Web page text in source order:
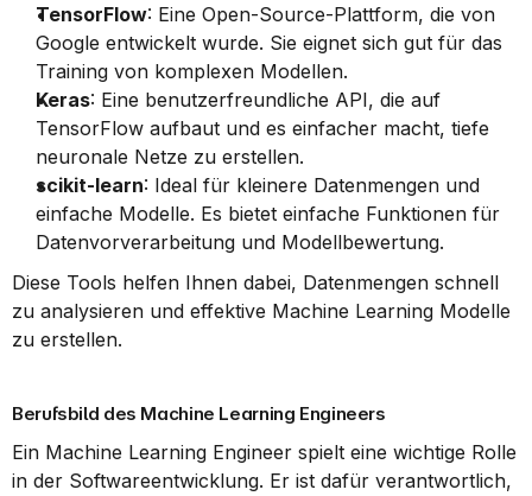
TensorFlow: Eine Open-Source-Plattform, die von
Google entwickelt wurde. Sie eignet sich gut für das
Training von komplexen Modellen.
Keras: Eine benutzerfreundliche API, die auf
TensorFlow aufbaut und es einfacher macht, tiefe
neuronale Netze zu erstellen.
scikit-learn: Ideal für kleinere Datenmengen und
einfache Modelle. Es bietet einfache Funktionen für
Datenvorverarbeitung und Modellbewertung.
Diese Tools helfen Ihnen dabei, Datenmengen schnell
zu analysieren und effektive Machine Learning Modelle
zu erstellen.
Berufsbild des Machine Learning Engineers
Ein Machine Learning Engineer spielt eine wichtige Rolle
in der Softwareentwicklung. Er ist dafür verantwortlich,